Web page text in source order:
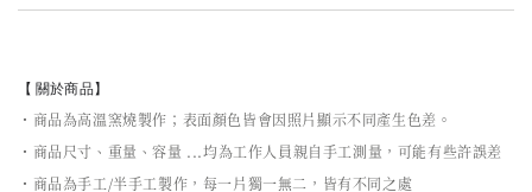
【 關於商品】
・商品為高溫窯燒製作；表面顏色皆會因照片顯示不同產生色差。
・商品尺寸、重量、容量 ...均為工作人員親自手工測量，可能有些許誤差
・商品為手工/半手工製作，每一片獨一無二，皆有不同之處